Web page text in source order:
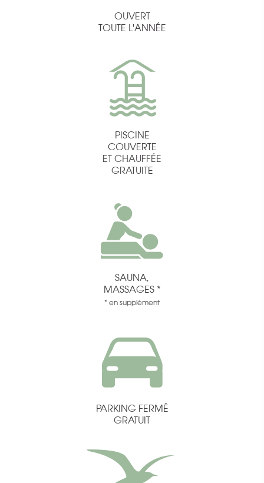
OUVERT
TOUTE L'ANNÉE
PISCINE
COUVERTE
ET CHAUFFÉE
GRATUITE
SAUNA,
MASSAGES *
* en supplément
PARKING FERMÉ
GRATUIT